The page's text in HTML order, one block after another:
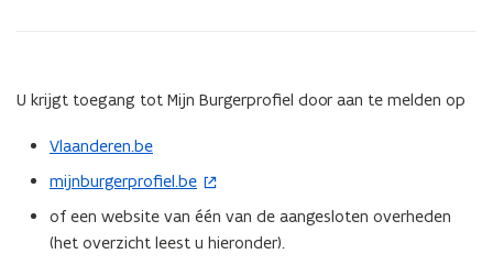
die
toegang
geven
Burgerprofiel
U krijgt toegang tot Mijn Burgerprofiel door aan te melden op
Vlaanderen.be
mijnburgerprofiel.be
(
o
p
of een website van één van de aangesloten overheden
(het overzicht leest u hieronder).